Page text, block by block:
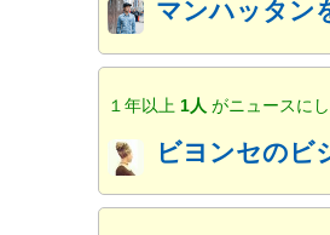
マンハッタン
１年以上 1人がニュースに
ビヨンセのビ